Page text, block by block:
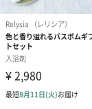
天然石の文字色